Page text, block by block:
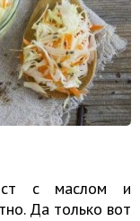
с маслом и
Да только вот